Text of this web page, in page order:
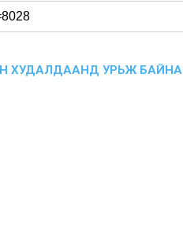
ХУДАЛДААНД УРЬЖ БАЙНА